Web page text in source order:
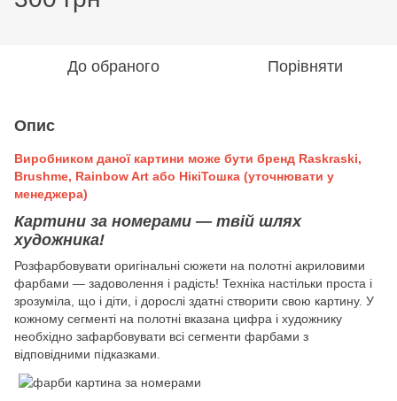
До обраного Порівняти
Опис
Виробником даної картини може бути бренд Raskraski,
Brushme, Rainbow Art або НікіТошка (уточнювати у
менеджера)
Картини за номерами — твій шлях
художника!
Розфарбовувати оригінальні сюжети на полотні акриловими
фарбами — задоволення і радість! Техніка настільки проста і
зрозуміла, що і діти, і дорослі здатні створити свою картину. У
кожному сегменті на полотні вказана цифра і художнику
необхідно зафарбовувати всі сегменти фарбами з
відповідними підказками.